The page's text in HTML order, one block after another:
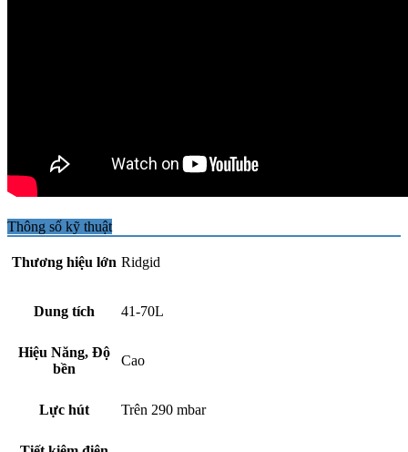
Thông số kỹ thuật
Thương hiệu lớn Ridgid
Dung tích 41-70L
Hiệu Năng, Độ
bền
Cao
Lực hút Trên 290 mbar